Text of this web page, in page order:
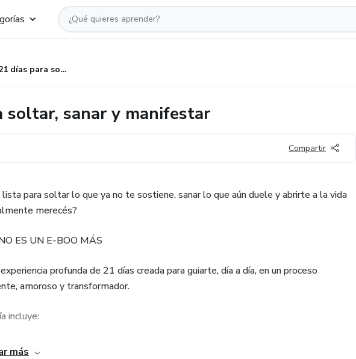
Diario 21 días para soltar, sanar y manifestar
soltar, sanar y manifestar
Compartir
para soltar lo que ya no te sostiene, sanar lo que aún duele y abrirte a la vida
merecés?
ES UN E-BOO MÁS
profunda de 21 días creada para guiarte, día a día, en un proceso
amoroso y transformador.
incluye:
terapéutica para ayudarte a mirar hacia adentro con honestidad
más